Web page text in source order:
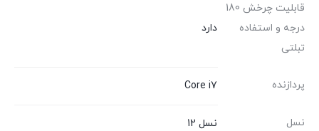
قابلیت چرخش 180
درجه و استفاده
تبلتی
دارد
پردازنده Core i7
نسل نسل 12